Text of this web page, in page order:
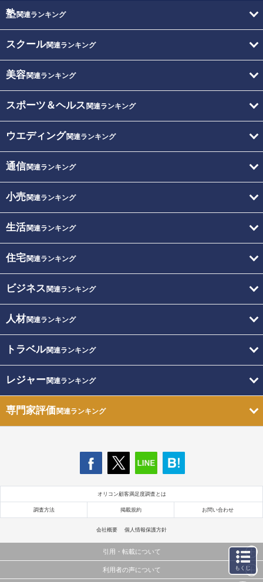
塾関連ランキング
スクール関連ランキング
美容関連ランキング
スポーツ＆ヘルス 関連ランキング
ウエディング関連ランキング
通信関連ランキング
小売関連ランキング
生活関連ランキング
住宅関連ランキング
ビジネス 関連ランキング
人材関連ランキング
トラベル関連ランキング
レジャー関連ランキング
専門家評価関連ランキング
オリコン顧客満足度調査とは
調査方法 掲載規約 お問い合わせ
会社概要 個人情報保護方針
引用・転載について
当サイトで公開されている情報（文字、写真、イラスト、画像データ等）及びこれらの配置・
利用者の声について もくじ